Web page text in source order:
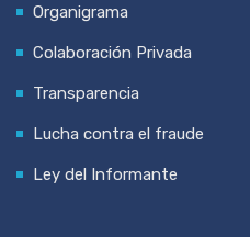
Organigrama
Colaboración Privada
Transparencia
Lucha contra el fraude
Ley del Informante